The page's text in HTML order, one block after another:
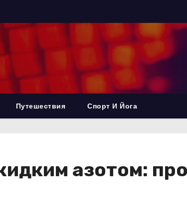
Путешествия Спорт И Йога
азотом: